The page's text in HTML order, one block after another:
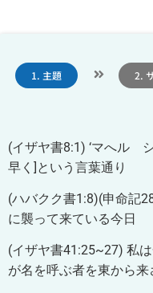
1. 主題 2.
(イザヤ書8:1) ‘マへル
早く]という言葉通り
(ハバクク書1:8)(申命記
に襲って来ている今日
(イザヤ書41:25~27) 私
が名を呼ぶ者を東から